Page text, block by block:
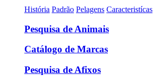
História Padrão Pelagens Caracteristícas
Pesquisa de Animais
Catálogo de Marcas
Pesquisa de Afixos